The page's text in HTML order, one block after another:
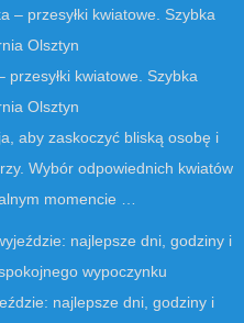
kwiatowe. Szybka
Olsztyn
aby zaskoczyć bliską osobę i
Wybór odpowiednich kwiatów
momencie …
najlepsze dni, godziny i